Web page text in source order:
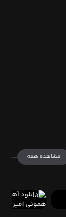
مشاهده همه